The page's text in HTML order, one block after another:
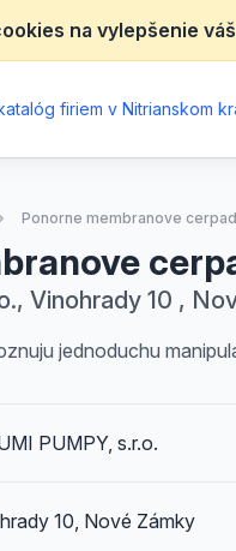
na vylepšenie
firiem v Nitrianskom
Ponorne membranove
Vinohrady 10 ,
jednoduchu
PUMPY, s.r.o.
10, Nové Zámky